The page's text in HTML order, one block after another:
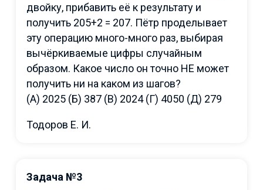
двойку, прибавить её к результату и
получить 205+2 = 207. Пётр проделывает
эту операцию много-много раз, выбирая
вычёркиваемые цифры случайным
образом. Какое число он точно НЕ может
получить ни на каком из шагов?
(А) 2025 (Б) 387 (В) 2024 (Г) 4050 (Д) 279
Тодоров Е. И.
Задача №3